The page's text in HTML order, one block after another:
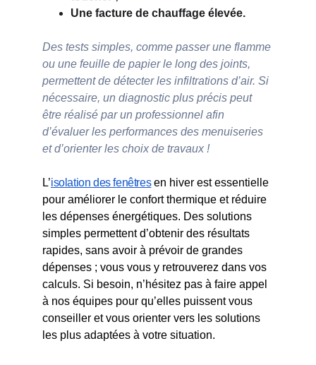
Une facture de chauffage élevée.
Des tests simples, comme passer une flamme
ou une feuille de papier le long des joints,
permettent de détecter les infiltrations d’air. Si
nécessaire, un diagnostic plus précis peut
être réalisé par un professionnel afin
d’évaluer les performances des menuiseries
et d’orienter les choix de travaux !
L’isolation des fenêtres en hiver est essentielle
pour améliorer le confort thermique et réduire
les dépenses énergétiques. Des solutions
simples permettent d’obtenir des résultats
rapides, sans avoir à prévoir de grandes
dépenses ; vous vous y retrouverez dans vos
calculs. Si besoin, n’hésitez pas à faire appel
à nos équipes pour qu’elles puissent vous
conseiller et vous orienter vers les solutions
les plus adaptées à votre situation.